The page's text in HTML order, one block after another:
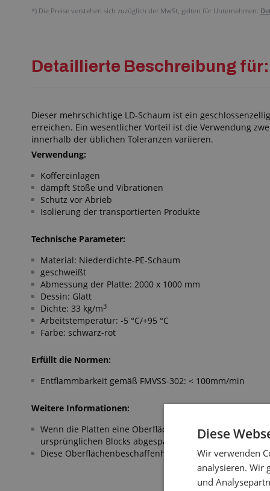
*) Die Preise verstehen sich zuzüglich der MwSt, gelten für Unternehmen.
Detaillierte Beschreibung für:
Dieser mehrschichtige LD-Schaum ist ein
erreichen. Ein wesentlicher Vorteil ist die Verwendung
innerhalb der üblichen Toleranzen variieren.
Verwendung:
Koffereinlagen
dämpft Stöße und Vibrationen
Schutz vor Abrieb
Isolierung der transportierten Produkte
Technische Parameter:
Material: Niederdichte-PE-Schaum
geschweißt
Abmessung der Platte: 2000 x 1000 mm
Dessin: Glatt
Dichte: 33 kg/m3
Arbeitstemperatur: -5 °C/+95 °C
Farbe: schwarz-rot
Erfüllt die Normen:
Entflammbarkeit gemäß FMVSS-302: < 100mm/min
Weitere Informationen:
Wenn die Platten eine Oberfläche mit „hautähnlicher“
ursprünglichen Blocks abgespalten wurde.
Diese Oberflächenbeschaffenheit beeinträchtigt nicht
Diese
Wir verwenden
analysieren. Wir
und